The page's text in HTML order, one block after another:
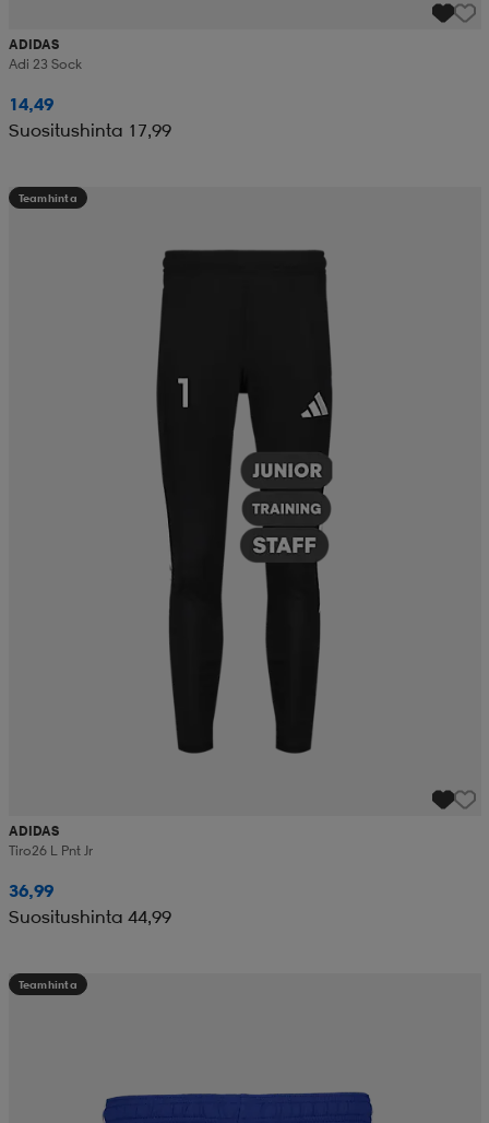
ADIDAS
Adi 23 Sock
14,49
Suositushinta 17,99
Teamhinta
ADIDAS
Tiro26 L Pnt Jr
36,99
Suositushinta 44,99
Teamhinta